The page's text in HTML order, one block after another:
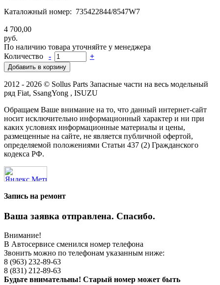
Каталожный номер: 735422844/8547W7
4 700,00
руб.
По наличию товара уточняйте у менеджера
Количество
- +
2012 - 2026 © Sollus Parts Запасные части на весь модельный
ряд Fiat, SsangYong , ISUZU
Обращаем Ваше внимание на то, что данный интернет-сайт
носит исключительно информационный характер и ни при
каких условиях информационные материалы и цены,
размещенные на сайте, не является публичной офертой,
определяемой положениями Статьи 437 (2) Гражданского
кодекса РФ.
Запись на ремонт
Ваша заявка отправлена. Спасибо.
Внимание!
В Автосервисе сменился номер телефона
Звонить можно по телефонам указанным ниже:
8 (963) 232-89-63
8 (831) 212-89-63
Будьте внимательны! Старый номер может быть